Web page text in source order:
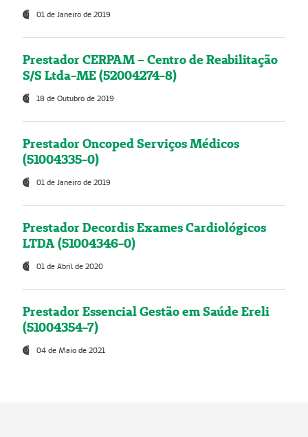
01 de Janeiro de 2019
Prestador CERPAM – Centro de Reabilitação
S/S Ltda-ME (52004274-8)
18 de Outubro de 2019
Prestador Oncoped Serviços Médicos
(51004335-0)
01 de Janeiro de 2019
Prestador Decordis Exames Cardiológicos
LTDA (51004346-0)
01 de Abril de 2020
Prestador Essencial Gestão em Saúde Ereli
(51004354-7)
04 de Maio de 2021